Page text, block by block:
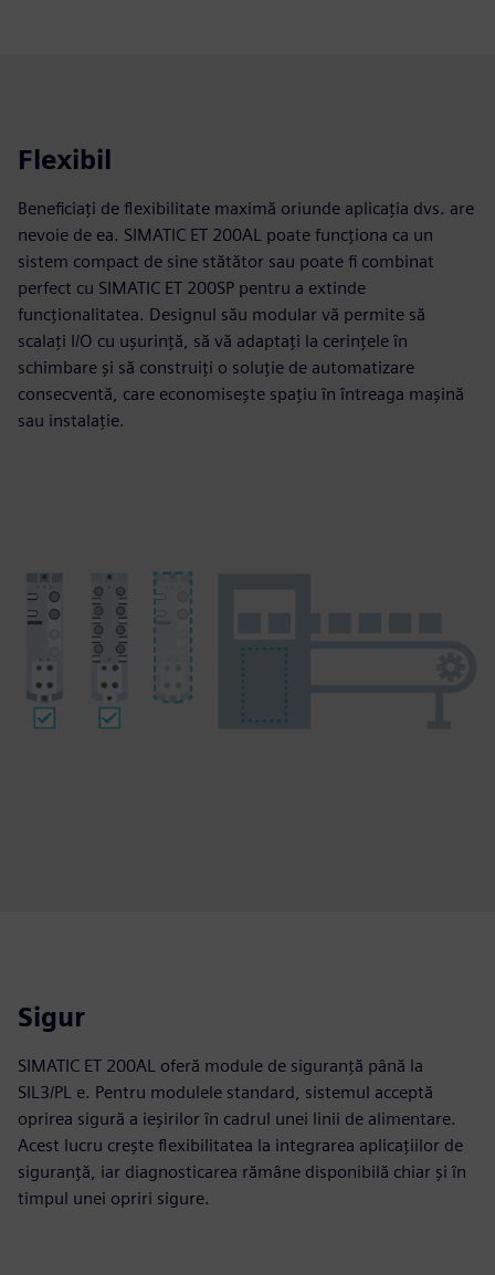
Flexibil
Beneficiați de flexibilitate maximă oriunde aplicația dvs. are
nevoie de ea. SIMATIC ET 200AL poate funcționa ca un
sistem compact de sine stătător sau poate fi combinat
perfect cu SIMATIC ET 200SP pentru a extinde
funcționalitatea. Designul său modular vă permite să
scalați I/O cu ușurință, să vă adaptați la cerințele în
schimbare și să construiți o soluție de automatizare
consecventă, care economisește spațiu în întreaga mașină
sau instalație.
Sigur
SIMATIC ET 200AL oferă module de siguranță până la
SIL3/PL e. Pentru modulele standard, sistemul acceptă
oprirea sigură a ieșirilor în cadrul unei linii de alimentare.
Acest lucru crește flexibilitatea la integrarea aplicațiilor de
siguranță, iar diagnosticarea rămâne disponibilă chiar și în
timpul unei opriri sigure.